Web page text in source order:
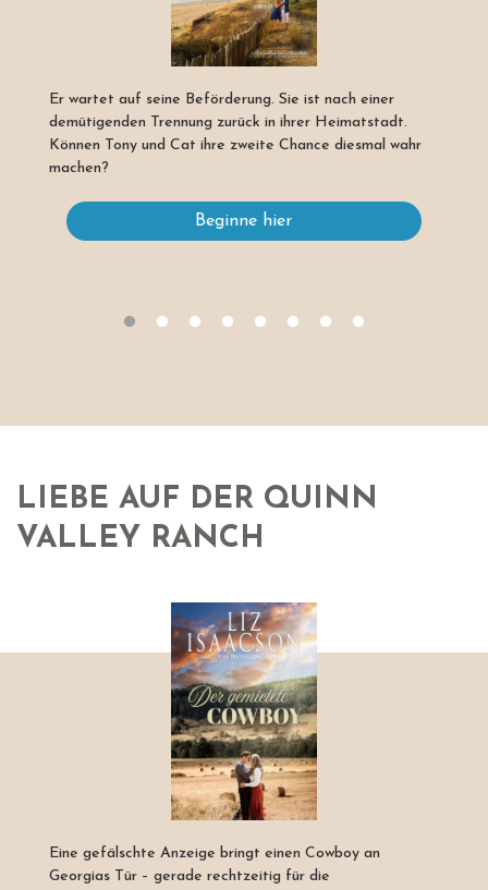
Er wartet auf seine Beförderung. Sie ist nach einer
demütigenden Trennung zurück in ihrer Heimatstadt.
Können Tony und Cat ihre zweite Chance diesmal wahr
machen?
Beginne hier
LIEBE AUF DER QUINN
VALLEY RANCH
Eine gefälschte Anzeige bringt einen Cowboy an
Georgias Tür – gerade rechtzeitig für die